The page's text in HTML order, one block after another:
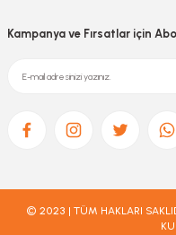
Kampanya ve Fırsatlar için
© 2023 | TÜM HAKLARI